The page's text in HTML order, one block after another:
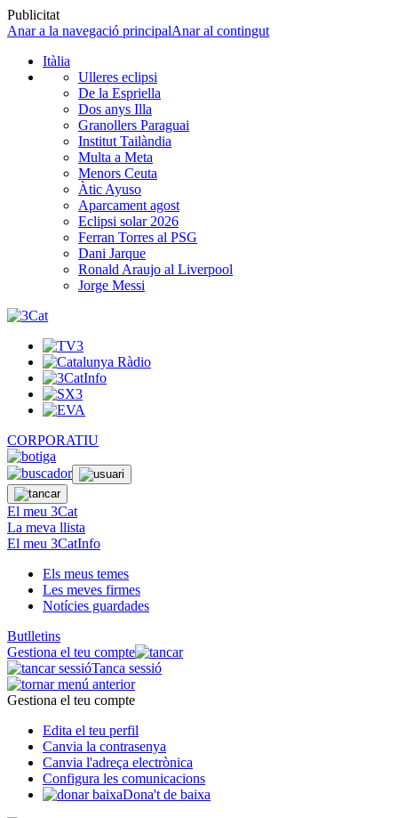
Publicitat
Anar a la navegació principalAnar al contingut
Itàlia
Ulleres eclipsi
De la Espriella
Dos anys Illa
Granollers Paraguai
Institut Tailàndia
Multa a Meta
Menors Ceuta
Àtic Ayuso
Aparcament agost
Eclipsi solar 2026
Ferran Torres al PSG
Dani Jarque
Ronald Araujo al Liverpool
Jorge Messi
CORPORATIU
El meu 3Cat
La meva llista
El meu 3CatInfo
Els meus temes
Les meves firmes
Notícies guardades
Butlletins
Gestiona el teu compte
Tanca sessió
Gestiona el teu compte
Edita el teu perfil
Canvia la contrasenya
Canvia l'adreça electrònica
Configura les comunicacions
Dona't de baixa